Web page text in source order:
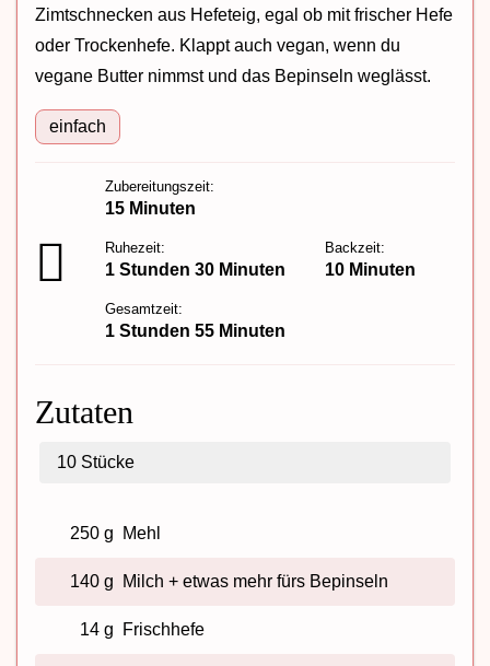
Zimtschnecken aus Hefeteig, egal ob mit frischer Hefe
oder Trockenhefe. Klappt auch vegan, wenn du
vegane Butter nimmst und das Bepinseln weglässt.
einfach
Zubereitungszeit:
15 Minuten
Ruhezeit:
1 Stunden 30 Minuten
Backzeit:
10 Minuten
Gesamtzeit:
1 Stunden 55 Minuten
Zutaten
10 Stücke
250 g Mehl
140 g Milch + etwas mehr fürs Bepinseln
14 g Frischhefe